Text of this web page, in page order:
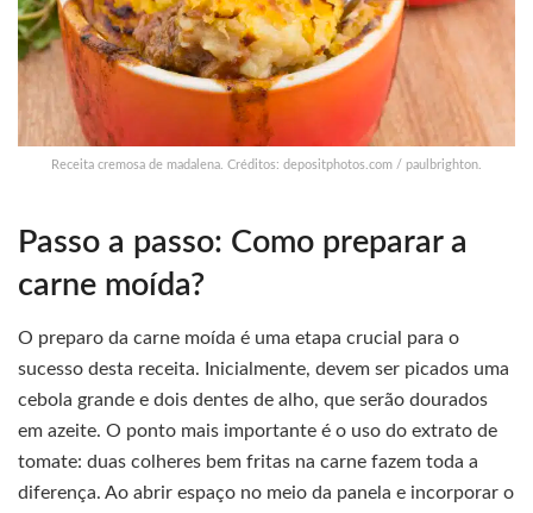
Receita cremosa de madalena. Créditos: depositphotos.com / paulbrighton.
Passo a passo: Como preparar a
carne moída?
O preparo da carne moída é uma etapa crucial para o
sucesso desta receita. Inicialmente, devem ser picados uma
cebola grande e dois dentes de alho, que serão dourados
em azeite. O ponto mais importante é o uso do extrato de
tomate: duas colheres bem fritas na carne fazem toda a
diferença. Ao abrir espaço no meio da panela e incorporar o